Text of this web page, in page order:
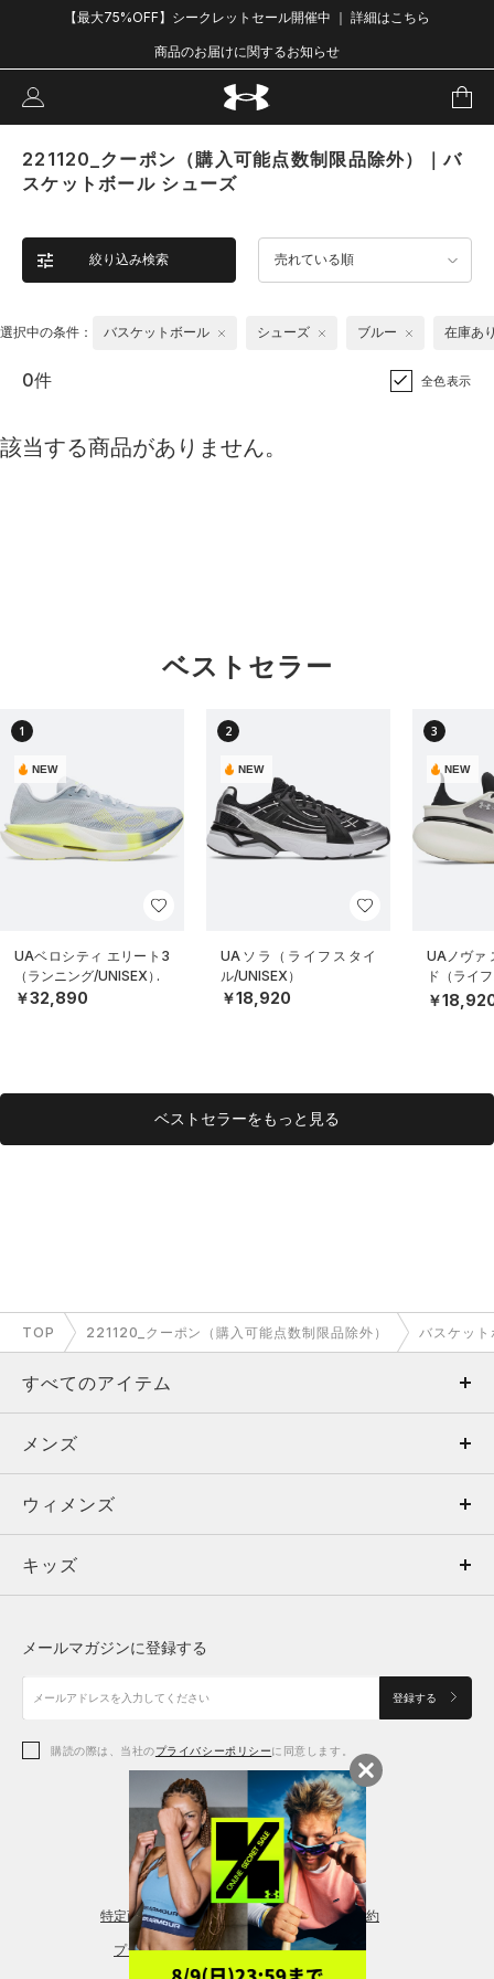
【最大75%OFF】シークレットセール開催中 ｜ 詳細はこちら
商品のお届けに関するお知らせ
221120_クーポン（購入可能点数制限品除外）｜バ
スケットボール シューズ
絞り込み検索 売れている順
選択中の条件： バスケットボール シューズ ブルー 在庫あ
0件 全色表示
該当する商品がありません。
ベストセラー
1
NEW
UAベロシティ エリート3
（ランニング/UNISEX）
￥32,890
2
NEW
UAソラ（ライフスタイ
ル/UNISEX）
￥18,920
3
NEW
UAノヴァ
ド（ライ
EX）
￥
ベストセラーをもっと見る
TOP 221120_クーポン（購入可能点数制限品除外） バスケッ
すべてのアイテム
メンズ
ウィメンズ
キッズ
アクセサリー
メンズ
トップス
ボトムス
アクセサリー
ウィメンズ
トップス
シューズ
アクセサリー
レギンス＆タイツ
キッズ
シューズ
メールマガジンに登録する
登録する
購読の際は、当社のプライバシーポリシーに同意します。
特定商取引法に基づく通販の表記 会員規約
プライバシーポリシー